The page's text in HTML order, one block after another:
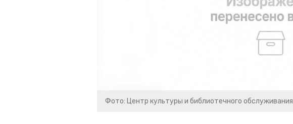
Фото: Центр культуры и библиотечного обслуживания